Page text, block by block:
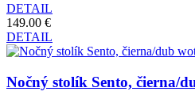
DETAIL
149.00 €
DETAIL
Nočný stolík Sento, čierna/